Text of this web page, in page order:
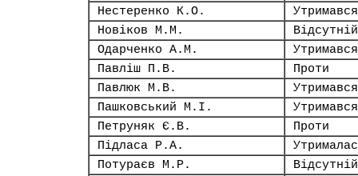
Нестеренко К.О.
Утримався
Новіков М.М.
Відсутній
Одарченко А.М.
Утримався
Павліш П.В.
Проти
Павлюк М.В.
Утримався
Пашковський М.І.
Утримався
Петруняк Є.В.
Проти
Підласа Р.А.
Потураєв М.Р.
Відсутній